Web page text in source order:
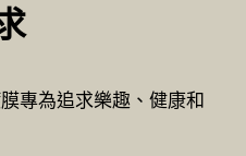
專為追求樂趣、健康和